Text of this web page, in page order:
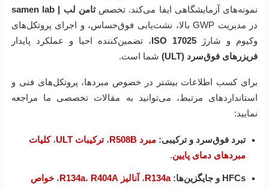
نمونه‌های آزمایشگاهی ایفا می‌کند. تخصصثامن لب | samen lab
در مدیریت GWP بالا، نشت‌یابی فوق‌حساس، و اجرای پروتکل‌های
وکیوم و شارژ ISO 17025 ، تضمین‌کننده احیا و عملکرد پایدار
فریزرهای فوق‌سرد (ULT)
شما است.
برای کسب اطلاعات بیشتر در خصوص مبردها، پروتکل‌های فنی و
استانداردهای مرتبط، می‌توانید به مقالات تخصصی ما مراجعه
نمایید:
تبرد فوق‌سرد و ترکیبی: مبرد R508B ،ترکیبات ULT ،کلیات
مبردهای دمای پایین.
HFCs و جایگزین‌ها: R134a، آنالیز R134a ، R404A ، خواص